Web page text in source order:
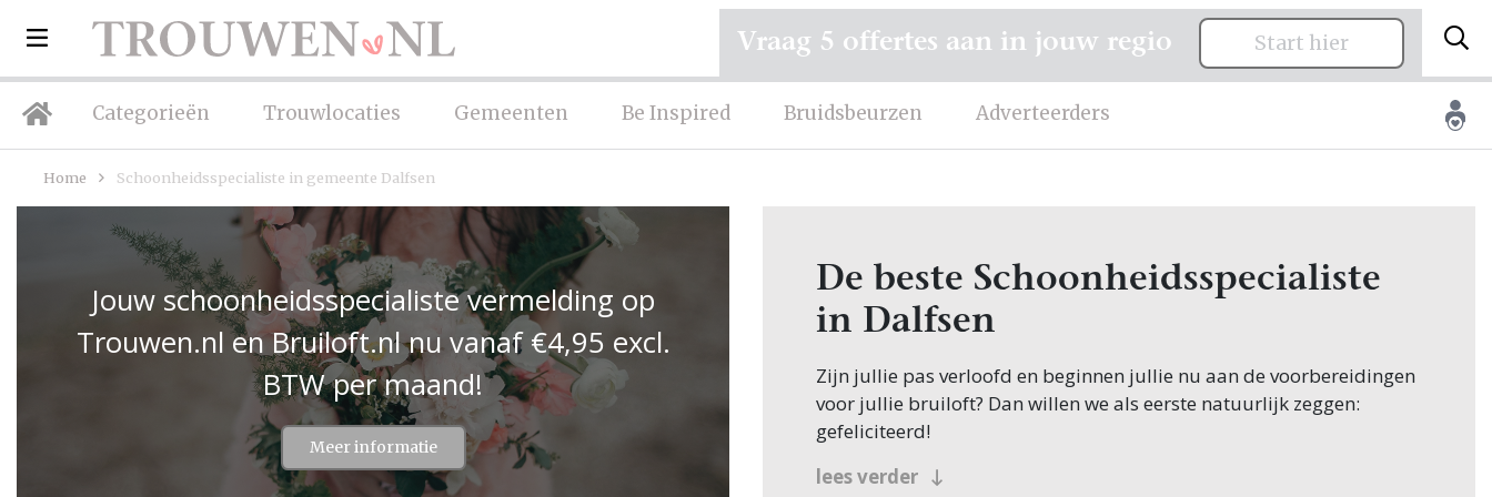
Categorieën Trouwlocaties Gemeenten Be Inspired Bruidsbeurzen Adverteerders
Vraag 5 offertes aan in jouw regio Start hier
Home Schoonheidsspecialiste in gemeente Dalfsen
Jouw schoonheidsspecialiste vermelding op
Trouwen.nl en Bruiloft.nl nu vanaf €4,95 excl.
BTW per maand!
Meer informatie
De beste Schoonheidsspecialiste
in Dalfsen
Zijn jullie pas verloofd en beginnen jullie nu aan de voorbereidingen
voor jullie bruiloft? Dan willen we als eerste natuurlijk zeggen:
gefeliciteerd!
Veel bruidsparen beginnen hun zoektocht naar
lees verder